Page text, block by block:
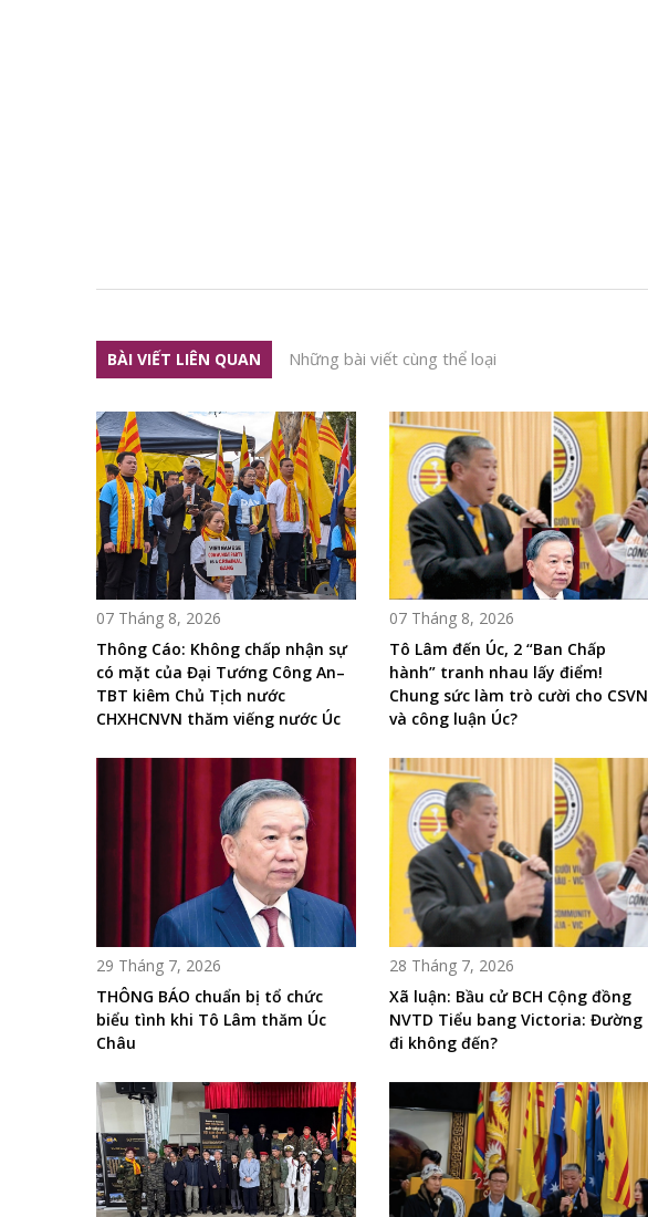
BÀI VIẾT LIÊN QUAN Những bài viết cùng thể loại
07 Tháng 8, 2026
Thông Cáo: Không chấp nhận sự
có mặt của Đại Tướng Công An–
TBT kiêm Chủ Tịch nước
CHXHCNVN thăm viếng nước Úc
07 Tháng 8, 2026
Tô Lâm đến Úc, 2 “Ban Chấp
hành” tranh nhau lấy điểm!
Chung sức làm trò cười cho CSVN
và công luận Úc?
29 Tháng 7, 2026
THÔNG BÁO chuẩn bị tổ chức
biểu tình khi Tô Lâm thăm Úc
Châu
28 Tháng 7, 2026
Xã luận: Bầu cử BCH Cộng đồng
NVTD Tiểu bang Victoria: Đường
đi không đến?